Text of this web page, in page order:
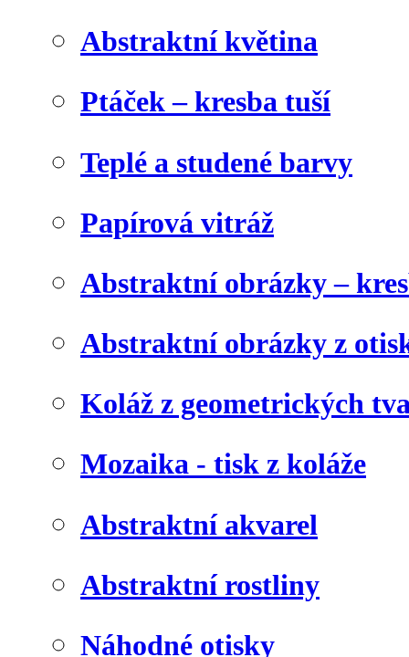
Abstraktní květina
Ptáček – kresba tuší
Teplé a studené barvy
Papírová vitráž
Abstraktní obrázky –
Abstraktní obrázky z
Koláž z geometrických
Mozaika - tisk z koláže
Abstraktní akvarel
Abstraktní rostliny
Náhodné otisky